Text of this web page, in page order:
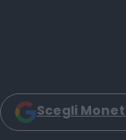
Scegli